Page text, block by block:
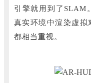
引擎就用到了SLAM。
真实环境中渲染虚拟
都相当重视。